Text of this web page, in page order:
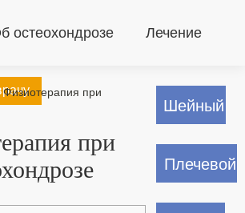
остеохондрозе Лечение
Физиотерапия при
при
Шейный
Плечевой